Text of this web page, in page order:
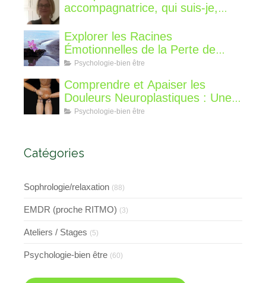
accompagnatrice, qui suis-je,
différent?
Explorer les Racines
Émotionnelles de la Perte de
Poids : Un Voyage Intérieur
Psychologie-bien être
Comprendre et Apaiser les
Douleurs Neuroplastiques : Une
Approche avec l'Hypnose,
Psychologie-bien être
Catégories
Sophrologie/relaxation (88)
EMDR (proche RITMO) (3)
Ateliers / Stages (5)
Psychologie-bien être (60)